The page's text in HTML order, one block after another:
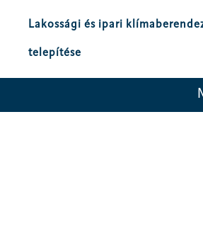
Lakossági és ipari
telepítése